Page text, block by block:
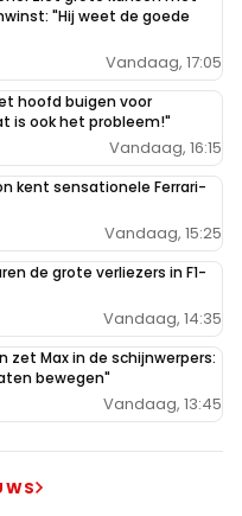
"Hij weet de goede
Vandaag, 17:05
hoofd buigen voor
is ook het probleem!"
Vandaag, 16:15
kent sensationele Ferrari-
Vandaag, 15:25
de grote verliezers in F1-
Vandaag, 14:35
zet Max in de schijnwerpers:
bewegen"
Vandaag, 13:45